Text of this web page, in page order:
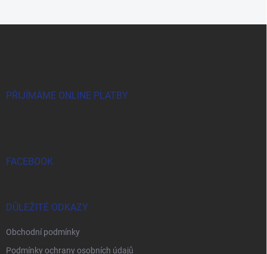
PŘIJÍMÁME ONLINE PLATBY
FACEBOOK
DŮLEŽITÉ ODKAZY
Obchodní podmínky
Podmínky ochrany osobních údajů